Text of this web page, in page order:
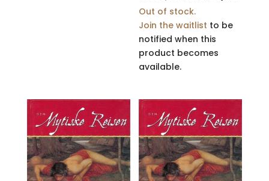
pris
var:
kr 399,00.
Out of stock.
Join the waitlist to be
notified when this
product becomes
available.